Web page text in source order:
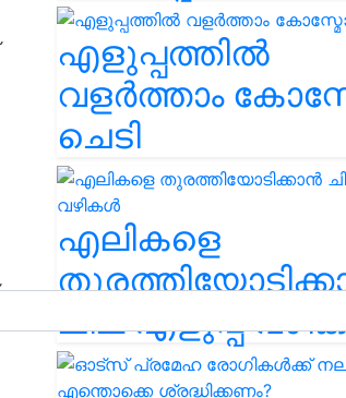
എളുപ്പത്തിൽ
വളർത്താം
ചെടി
എലികളെ
ചില എളുപ്പ